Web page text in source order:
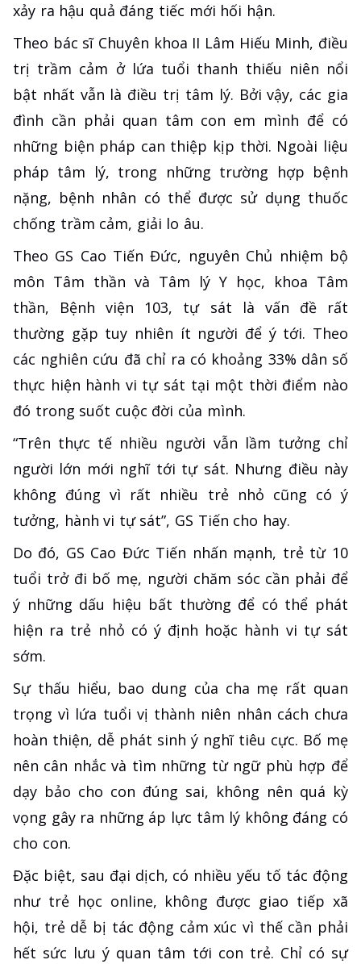
xảy ra hậu quả đáng tiếc mới hối hận.
Theo bác sĩ Chuyên khoa II Lâm Hiếu Minh, điều
trị trầm cảm ở lứa tuổi thanh thiếu niên nổi
bật nhất vẫn là điều trị tâm lý. Bởi vậy, các gia
đình cần phải quan tâm con em mình để có
những biện pháp can thiệp kịp thời. Ngoài liệu
pháp tâm lý, trong những trường hợp bệnh
nặng, bệnh nhân có thể được sử dụng thuốc
chống trầm cảm, giải lo âu.
Theo GS Cao Tiến Đức, nguyên Chủ nhiệm bộ
môn Tâm thần và Tâm lý Y học, khoa Tâm
thần, Bệnh viện 103, tự sát là vấn đề rất
thường gặp tuy nhiên ít người để ý tới. Theo
các nghiên cứu đã chỉ ra có khoảng 33% dân số
thực hiện hành vi tự sát tại một thời điểm nào
đó trong suốt cuộc đời của mình.
“Trên thực tế nhiều người vẫn lầm tưởng chỉ
người lớn mới nghĩ tới tự sát. Nhưng điều này
không đúng vì rất nhiều trẻ nhỏ cũng có ý
tưởng, hành vi tự sát”, GS Tiến cho hay.
Do đó, GS Cao Đức Tiến nhấn mạnh, trẻ từ 10
tuổi trở đi bố mẹ, người chăm sóc cần phải để
ý những dấu hiệu bất thường để có thể phát
hiện ra trẻ nhỏ có ý định hoặc hành vi tự sát
sớm.
Sự thấu hiểu, bao dung của cha mẹ rất quan
trọng vì lứa tuổi vị thành niên nhân cách chưa
hoàn thiện, dễ phát sinh ý nghĩ tiêu cực. Bố mẹ
nên cân nhắc và tìm những từ ngữ phù hợp để
dạy bảo cho con đúng sai, không nên quá kỳ
vọng gây ra những áp lực tâm lý không đáng có
cho con.
Đặc biệt, sau đại dịch, có nhiều yếu tố tác động
như trẻ học online, không được giao tiếp xã
hội, trẻ dễ bị tác động cảm xúc vì thế cần phải
hết sức lưu ý quan tâm tới con trẻ. Chỉ có sự